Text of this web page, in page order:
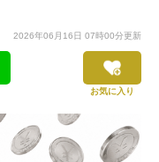
2026年06月16日 07時00分更新
お気に入り